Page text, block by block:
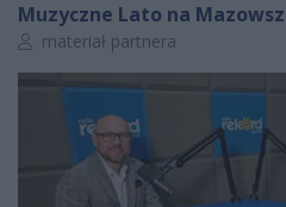
Muzyczne Lato na
Autor artykułu:
materiał partnera